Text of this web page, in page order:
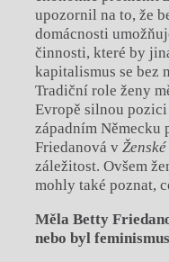
upozornil na to, že
domácnosti
činnosti, které by
kapitalismus se bez
Tradiční role ženy
Evropě silnou
západním Německu
Friedanová v Ženské
záležitost. Ovšem
mohly také poznat,
Měla Betty
nebo byl